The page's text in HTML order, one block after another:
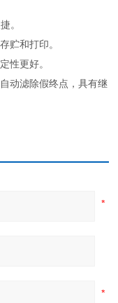
。
贮和打印。
性更好。
动滤除假终点，具有继